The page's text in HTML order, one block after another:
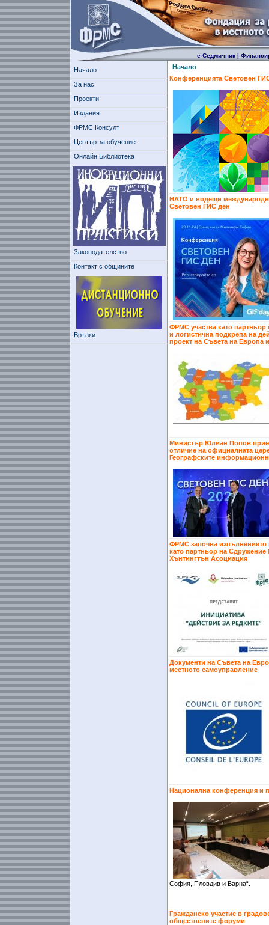
е-Седмичник|
Начало
За нас
Проекти
Издания
ФРМС Консулт
Център за обучение
Онлайн Библиотека
Законодателство
Контакт с общините
Връзки
Начало
Конференцията Световен
НАТО и водещи
Световен ГИС ден
ФРМС участва като партньор
и логистична подкрепа на
проект на Съвета на Европа
Министър Юлиан Попов
отличие на официалната
Географските
ФРМС започна изпълнението
като партньор на Сдружение
Хънтингтън Асоциация
Документи на Съвета на
местното самоуправление
Национална конференция и
София, Пловдив и Варна“.
Гражданско участие в
обществените форуми